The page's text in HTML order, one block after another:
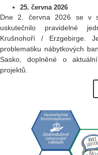
25. června 2026
Dne 2. června 2026 se v
uskutečnilo pravidelné
Krušnohoří / Erzgebirge.
problematiku nábytkových
Sasko, doplněné o
projektů.